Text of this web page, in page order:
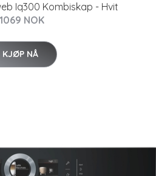
Iq300 Kombiskap - Hvit
NOK
KJØP NÅ